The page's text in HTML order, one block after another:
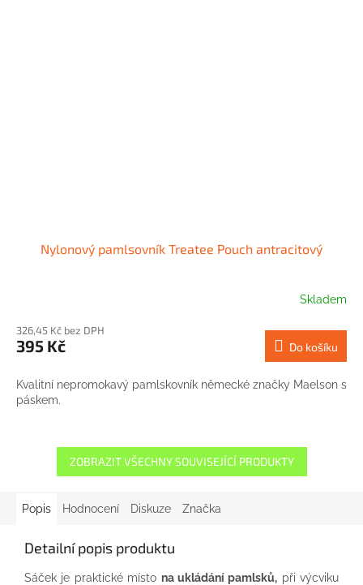
Nylonový pamlsovník Treatee Pouch antracitový
Skladem
326,45 Kč bez DPH
395 Kč Do košíku
Kvalitní nepromokavý pamlskovník německé značky Maelson s
páskem.
ZOBRAZIT VŠECHNY SOUVISEJÍCÍ PRODUKTY
Popis Hodnocení Diskuze Značka
Detailní popis produktu
Sáček je praktické místo na ukládání pamlsků, při výcviku